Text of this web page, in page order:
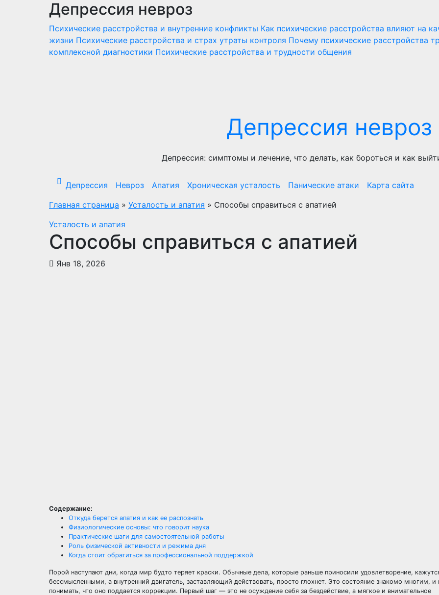
содержимому
Депрессия невроз
Психические расстройства и внутренние конфликты Как психические расстройства влияют на
жизни Психические расстройства и страх утраты контроля Почему психические расстройства
комплексной диагностики Психические расстройства и трудности общения
Депрессия невроз
Депрессия: симптомы и лечение, что делать, как бороться и как
Депрессия Невроз Апатия Хроническая усталость Панические атаки
Карта сайта
Главная страница » Усталость и апатия » Способы справиться с апатией
Усталость и апатия
Способы справиться с апатией
Янв 18, 2026
Содержание:
Откуда берется апатия и как ее распознать
Физиологические основы: что говорит наука
Практические шаги для самостоятельной работы
Роль физической активности и режима дня
Когда стоит обратиться за профессиональной поддержкой
Порой наступают дни, когда мир будто теряет краски. Обычные дела, которые раньше приносили удовлетворение,
бессмысленными, а внутренний двигатель, заставляющий действовать, просто глохнет. Это состояние знакомо многим, и
понимать, что оно поддается коррекции. Первый шаг — это не осуждение себя за бездействие, а мягкое и внимательное